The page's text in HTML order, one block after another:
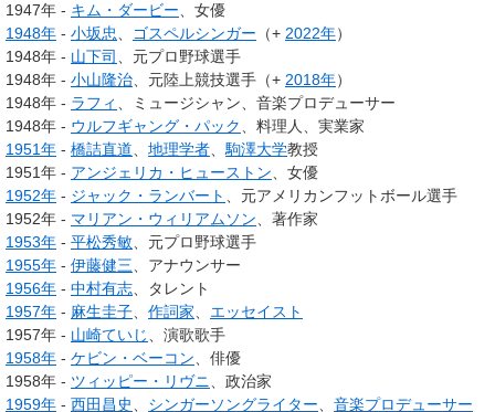
1947年 - キム・ダービー 、女優
1948年 - 小坂忠 ゴスペルシンガー （+ 2022年）
1948年 - 山下司
、元プロ野球選手
1948年 - 小山隆治 、元陸上競技選手（+ 2018年）
1948年 - ラフィ
、ミュージシャン、音楽プロデューサー
1948年 - ウルフギャング・パック
、料理人、実業家
1951年 - 橋詰直道 地理学者 駒澤大学教授
1951年 - アンジェリカ・ヒューストン 、女優
1952年 - ジャック・ランバート
、元アメリカンフットボール選手
1952年 - マリアン・ウィリアムソン 、著作家
1953年 - 平松秀敏 、元プロ野球選手
1955年 - 伊藤健三 、アナウンサー
1956年 - 中村有志 、タレント
1957年 - 麻生圭子 作詞家
エッセイスト
1957年 - 山崎ていじ
、演歌歌手
1958年 - ケビン・ベーコン 、俳優
1958年 - ツィッピー・リヴニ
、政治家
1959年 - 西田昌史 シンガーソングライター
音楽プロデューサー